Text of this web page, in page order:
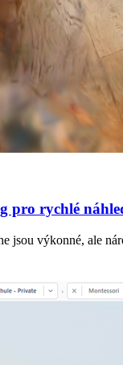
pro rychlé
jsou výkonné, ale